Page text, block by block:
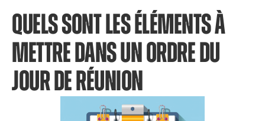
QUELS SONT LES ÉLÉMENTS À
METTRE DANS UN ORDRE DU
JOUR DE RÉUNION